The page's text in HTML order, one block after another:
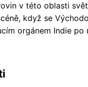
v této oblasti
když se
orgánem Indie po